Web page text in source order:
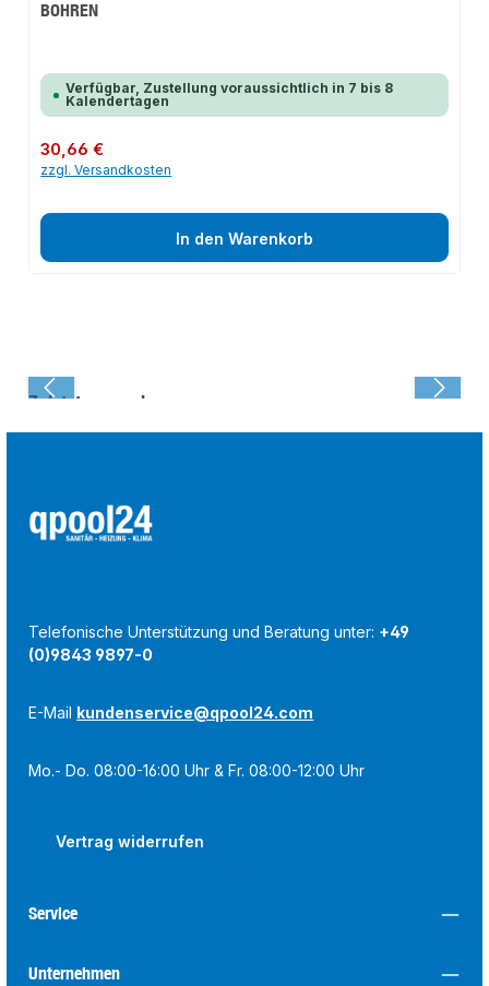
BOHREN
Verfügbar, Zustellung voraussichtlich in 7 bis 8
Kalendertagen
Regulärer Preis:
30,66 €
zzgl. Versandkosten
In den Warenkorb
Zuletzt angesehen:
Telefonische Unterstützung und Beratung unter: +49
(0)9843 9897-0
E-Mail kundenservice@qpool24.com
Mo.- Do. 08:00-16:00 Uhr & Fr. 08:00-12:00 Uhr
Vertrag widerrufen
Service
Unternehmen